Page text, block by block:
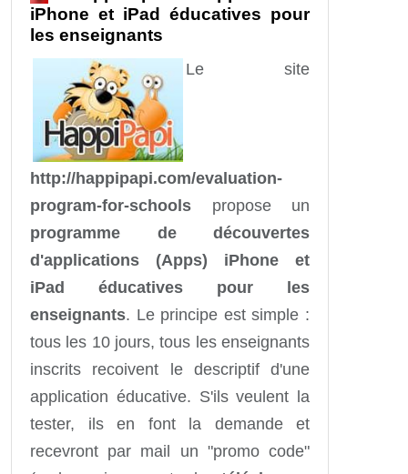
iPhone et iPad éducatives pour
les enseignants
Le site
http://happipapi.com/evaluation-
program-for-schools propose un
programme de découvertes
d'applications (Apps) iPhone et
iPad éducatives pour les
enseignants. Le principe est simple :
tous les 10 jours, tous les enseignants
inscrits recoivent le descriptif d'une
application éducative. S'ils veulent la
tester, ils en font la demande et
recevront par mail un "promo code"